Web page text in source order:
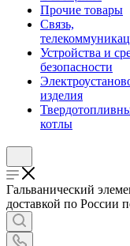
Прочие товары
Связь,
Устройства и
безопасности
изделия
котлы
Гальванический
доставкой по России